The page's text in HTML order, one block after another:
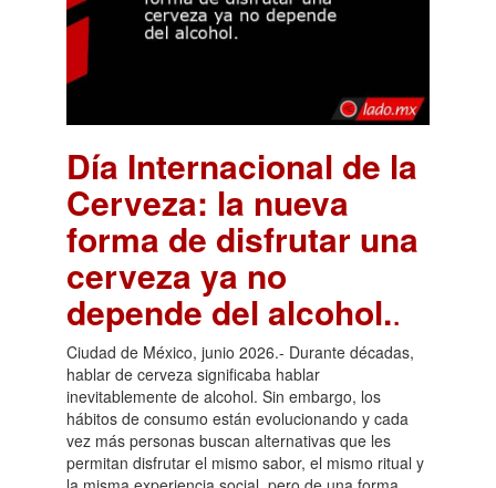
Día Internacional de la
Cerveza: la nueva
forma de disfrutar una
cerveza ya no
depende del alcohol..
Ciudad de México, junio 2026.- Durante décadas,
hablar de cerveza significaba hablar
inevitablemente de alcohol. Sin embargo, los
hábitos de consumo están evolucionando y cada
vez más personas buscan alternativas que les
permitan disfrutar el mismo sabor, el mismo ritual y